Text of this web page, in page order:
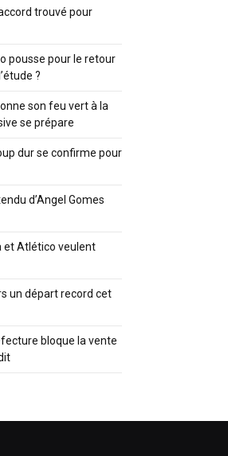
trouvé pour
pousse pour le retour
?
son feu vert à la
se prépare
dur se confirme pour
d’Angel Gomes
et Atlético veulent
un départ record cet
bloque la vente